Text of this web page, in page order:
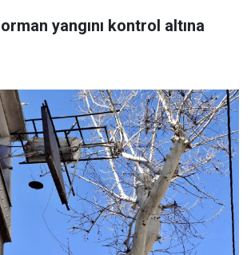
yangını kontrol altına